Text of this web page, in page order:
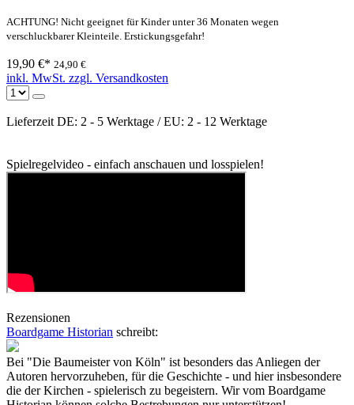
ACHTUNG! Nicht geeignet für Kinder unter 36 Monaten wegen
verschluckbarer Kleinteile. Erstickungsgefahr!
19,90 €* 24,90 €
inkl. MwSt. zzgl. Versandkosten
Lieferzeit DE: 2 - 5 Werktage / EU: 2 - 12 Werktage
Spielregelvideo - einfach anschauen und losspielen!
Rezensionen
Boardgame Historian schreibt:
Bei "Die Baumeister von Köln" ist besonders das Anliegen der
Autoren hervorzuheben, für die Geschichte - und hier insbesondere
die der Kirchen - spielerisch zu begeistern. Wir vom Boardgame